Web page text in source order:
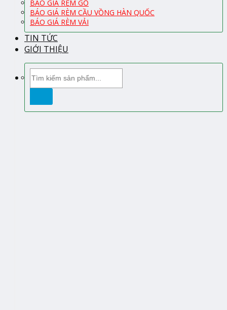
BÁO GIÁ RÈM GỖ
BÁO GIÁ RÈM CẦU VỒNG HÀN QUỐC
BÁO GIÁ RÈM VẢI
TIN TỨC
GIỚI THIỆU
kiếm: